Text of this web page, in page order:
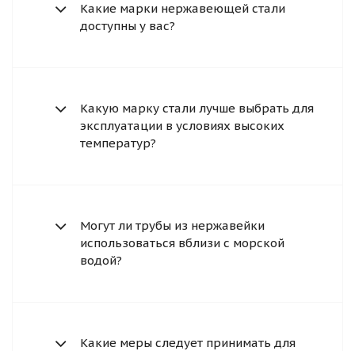
Какие марки нержавеющей стали
доступны у вас?
Какую марку стали лучше выбрать для
эксплуатации в условиях высоких
температур?
Могут ли трубы из нержавейки
использоваться вблизи с морской
водой?
Какие меры следует принимать для